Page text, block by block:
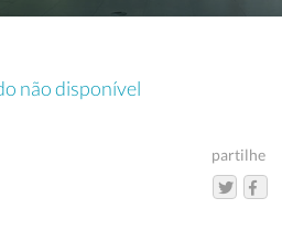
não disponível
partilhe